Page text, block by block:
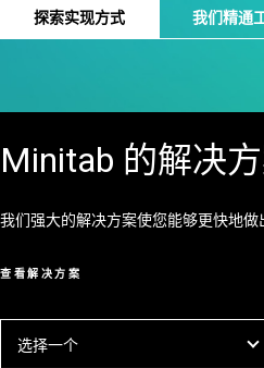
探索实现方式 我们精通
Minitab 的解决
我们强大的解决方案使您能够更快地做
查看解决方案
选择一个